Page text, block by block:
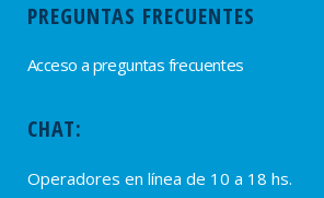
PREGUNTAS FRECUENTES
Acceso a preguntas frecuentes
CHAT:
Operadores en línea de 10 a 18 hs.